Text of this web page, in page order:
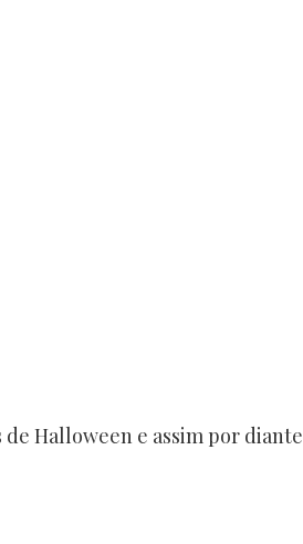
Halloween e assim por diante